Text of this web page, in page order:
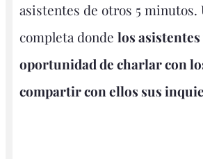
asistentes de otros 5 minutos.
completa donde los
oportunidad de charlar con
compartir con ellos sus